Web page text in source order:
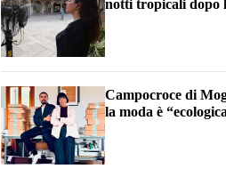
notti tropicali dopo
Campocroce di
la moda è